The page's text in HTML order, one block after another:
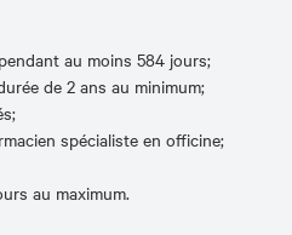
au moins 584 jours;
de 2 ans au minimum;
spécialiste en officine;
au maximum.